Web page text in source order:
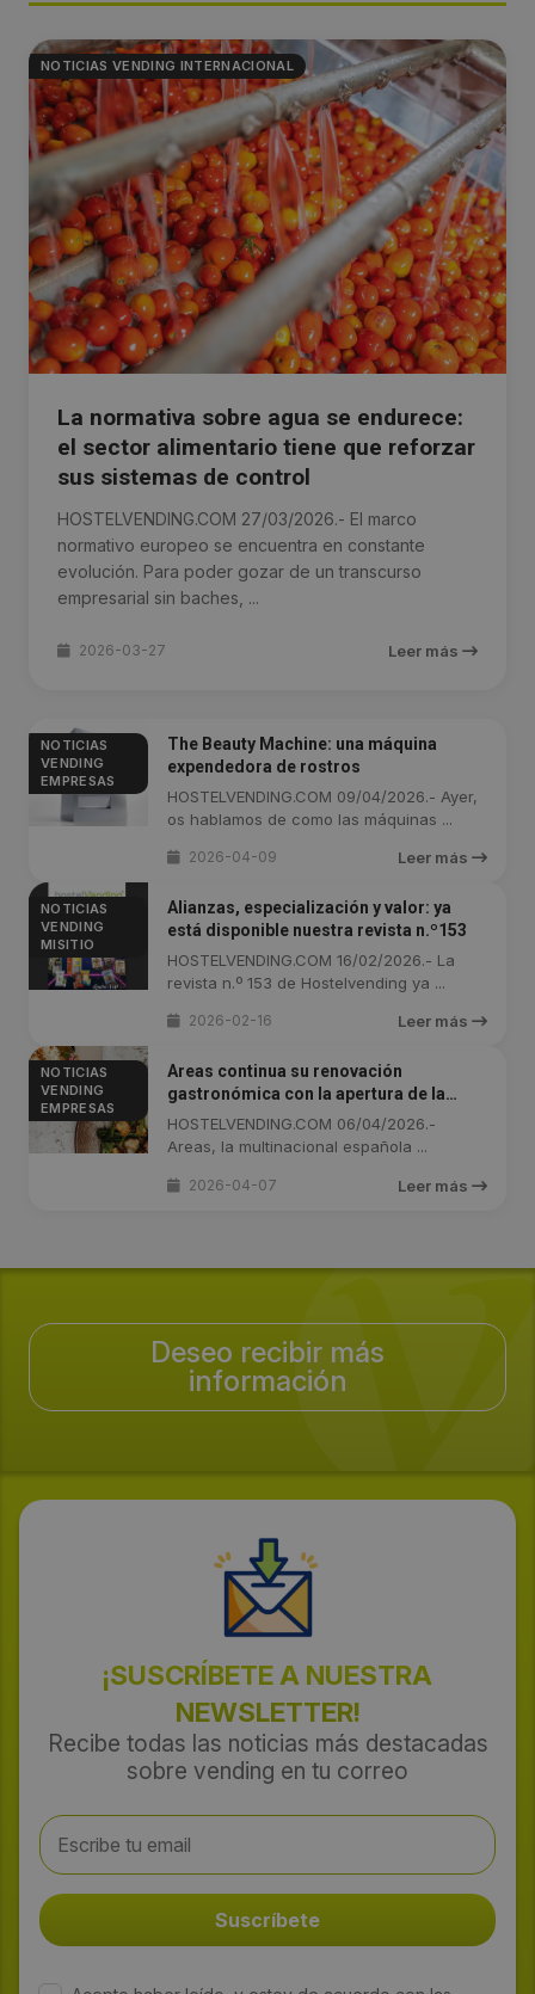
NOTICIAS VENDING INTERNACIONAL
La normativa sobre agua se endurece:
el sector alimentario tiene que reforzar
sus sistemas de control
HOSTELVENDING.COM 27/03/2026.- El marco
normativo europeo se encuentra en constante
evolución. Para poder gozar de un transcurso
empresarial sin baches, ...
2026-03-27 Leer más
NOTICIAS
VENDING
EMPRESAS
The Beauty Machine: una máquina
expendedora de rostros
HOSTELVENDING.COM 09/04/2026.- Ayer,
os hablamos de como las máquinas ...
2026-04-09 Leer más
NOTICIAS
VENDING
MISITIO
Alianzas, especialización y valor: ya
está disponible nuestra revista n.º153
HOSTELVENDING.COM 16/02/2026.- La
revista n.º 153 de Hostelvending ya ...
2026-02-16 Leer más
NOTICIAS
VENDING
EMPRESAS
Areas continua su renovación
gastronómica con la apertura de la
Taberna la Ancha en Barajas
HOSTELVENDING.COM 06/04/2026.-
Areas, la multinacional española ...
2026-04-07 Leer más
Deseo recibir más
información
¡SUSCRÍBETE A NUESTRA
NEWSLETTER!
Recibe todas las noticias más destacadas
sobre vending en tu correo